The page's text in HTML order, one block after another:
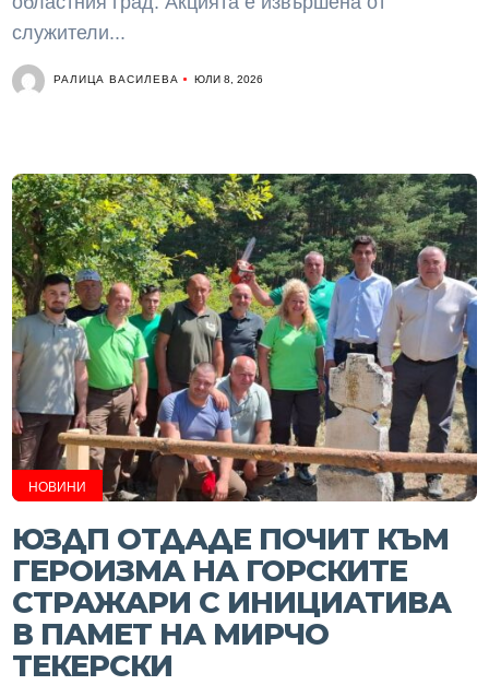
служители...
РАЛИЦА ВАСИЛЕВА ЮЛИ 8, 2026
НОВИНИ
ЮЗДП ОТДАДЕ ПОЧИТ КЪМ
ГЕРОИЗМА НА ГОРСКИТЕ
СТРАЖАРИ С ИНИЦИАТИВА
В ПАМЕТ НА МИРЧО
ТЕКЕРСКИ